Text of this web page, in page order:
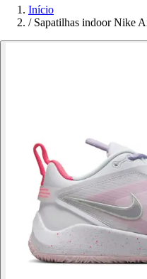
Início
/ Sapatilhas indoor Nike